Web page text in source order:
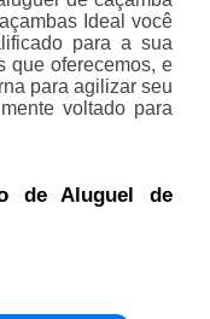
Ideal você
para a sua
que oferecemos, e
para agilizar seu
voltado para
de Aluguel de